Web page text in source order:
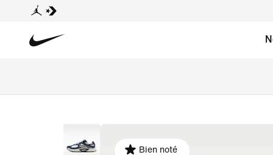
Bien noté